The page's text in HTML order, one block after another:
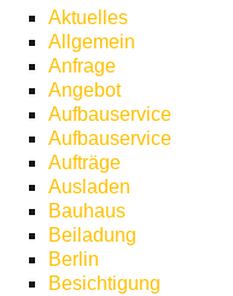
Aktuelles
Allgemein
Anfrage
Angebot
Aufbauservice
Aufbauservice
Aufträge
Ausladen
Bauhaus
Beiladung
Berlin
Besichtigung